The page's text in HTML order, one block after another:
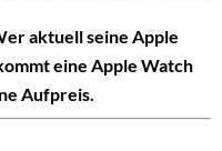
aktuell seine Apple
eine Apple Watch
Aufpreis.